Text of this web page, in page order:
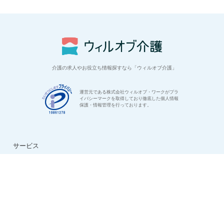
介護の求人やお役立ち情報探すなら「ウィルオブ介護」
運営元である株式会社ウィルオブ・ワークがプラ
イバシーマークを取得しており徹底した個人情報
保護・情報管理を行っております。
サービス